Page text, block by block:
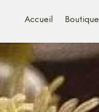
Accueil Boutique